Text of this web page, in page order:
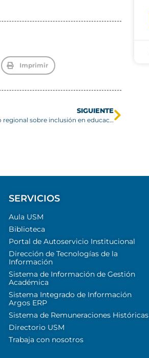
Imprimir
SIGUIENTE
USM participa de encuentro regional sobre inclusión en educación superior
SERVICIOS
Aula USM
Biblioteca
Portal de Autoservicio Institucional
Dirección de Tecnologías de la
Información
Sistema de Información de Gestión
Académica
Sistema Integrado de Información
Argos ERP
Sistema de Remuneraciones Históricas
Directorio USM
Trabaja con nosotros